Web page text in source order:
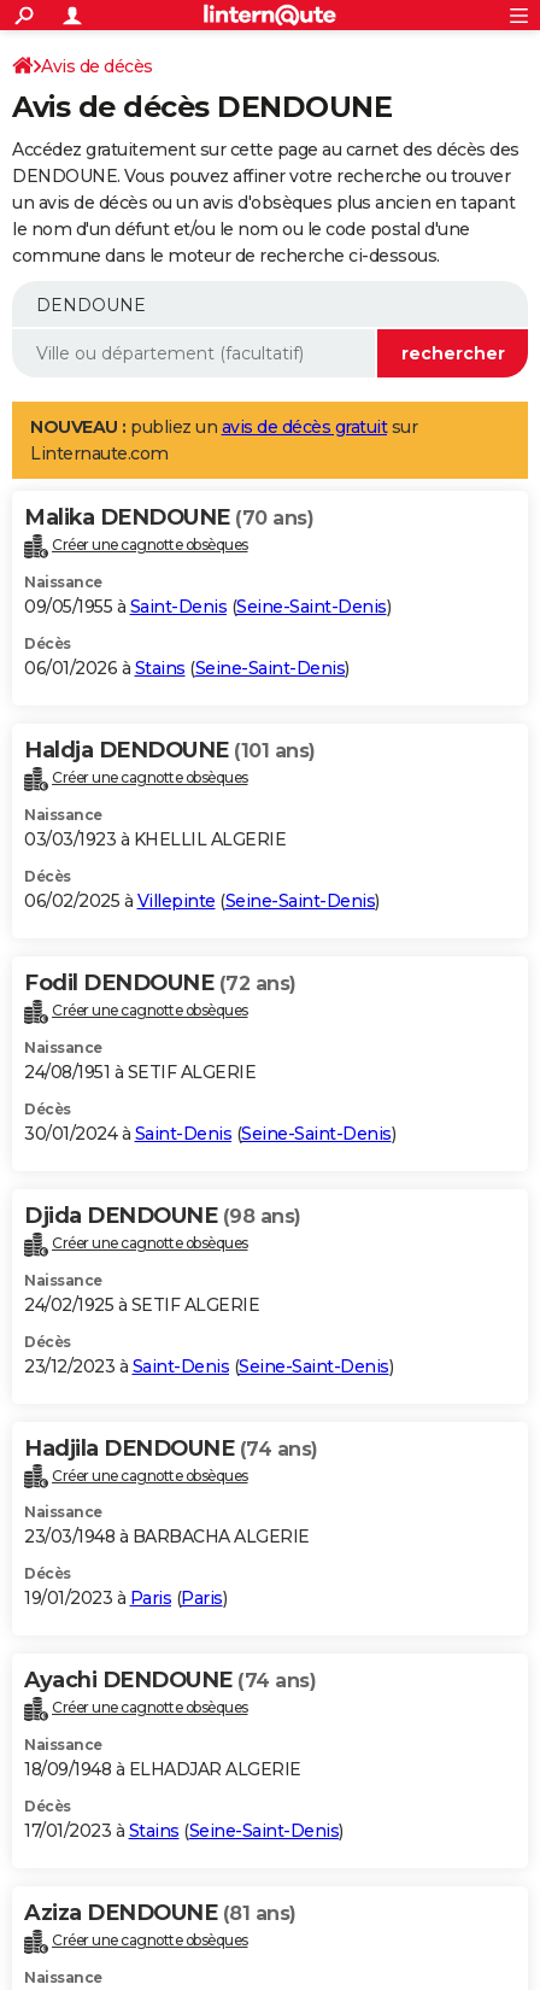
ACTUALITÉS
Politique
Société
Faits Divers
Education
Monde
Villes
+
SPORT
Coupe du monde 2026
Football
Tennis
Cyclisme
Rugby
Forum
Programme TV
TNT
Streaming
Cinéma
Sorties cinéma
Musique
+
FINANCE
Impôts
Immobilier
Risques naturels par ville
Banque
Assurance
Crédit
AUTO
Essais
Réserver un essai
Citadines
Berlines
SUV
Forum auto
+
Mobiles
Meilleur smartphone
Internet
Ordinateurs
Jeux vidéo
Guide high-tech
Aménagement intérieur
LIFESTYLE
Art de vivre
Bien-être
Loisirs
Mode
Modes de vie
Alimentation
Guide de la santé
Maladies
Médicaments
Sommeil
VOYAGE
Destinations
City break
Voyage nature
Voyage de noces
Forum
Climat
+PHOTO
GUIDES D'ACHAT
BONS PLANS
Carte de Noël
Carte Bonne année
Carte Saint-Valentin
Carte Pâques
Carte d'anniversaire
DICTIONNAIRE
Dictionnaire
Biographies
Citations
Expressions
Proverbes
PROGRAMME TV
S'inscrire
Se connecter
Lycées
Collèges
Primaires
Universités
Entreprises
Service militaire
Avis de recherche
AVIS DE DÉCÈS
Bricolage
Lifestyle
Culture
Sport
Auto
Television
Voyage
Cinema
Avis de décès
Avis de décès DENDOUNE
Accédez gratuitement sur cette page au carnet des décès des
DENDOUNE. Vous pouvez affiner votre recherche ou trouver
un avis de décès ou un avis d'obsèques plus ancien en tapant
le nom d'un défunt et/ou le nom ou le code postal d'une
commune dans le moteur de recherche ci-dessous.
NOUVEAU : publiez un avis de décès gratuitsur
Linternaute.com
Malika DENDOUNE (70 ans)
Créer une cagnotte obsèques
Naissance
09/05/1955 à Saint-Denis (Seine-Saint-Denis)
Décès
06/01/2026 à Stains (Seine-Saint-Denis)
Haldja DENDOUNE (101 ans)
Créer une cagnotte obsèques
Naissance
03/03/1923 à KHELLIL ALGERIE
Décès
06/02/2025 à Villepinte (Seine-Saint-Denis)
Fodil DENDOUNE (72 ans)
Créer une cagnotte obsèques
Naissance
24/08/1951 à SETIF ALGERIE
Décès
30/01/2024 à Saint-Denis (Seine-Saint-Denis)
Djida DENDOUNE (98 ans)
Créer une cagnotte obsèques
Naissance
24/02/1925 à SETIF ALGERIE
Décès
23/12/2023 à Saint-Denis (Seine-Saint-Denis)
Hadjila DENDOUNE (74 ans)
Créer une cagnotte obsèques
Naissance
23/03/1948 à BARBACHA ALGERIE
Décès
19/01/2023 à Paris (Paris)
Ayachi DENDOUNE (74 ans)
Créer une cagnotte obsèques
Naissance
18/09/1948 à ELHADJAR ALGERIE
Décès
17/01/2023 à Stains (Seine-Saint-Denis)
Aziza DENDOUNE (81 ans)
Créer une cagnotte obsèques
Naissance